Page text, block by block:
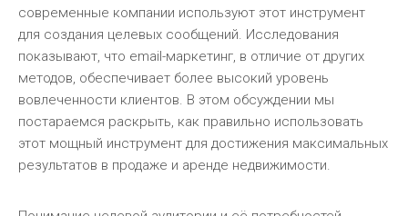
современные компании используют этот инструмент
для создания целевых сообщений. Исследования
показывают, что email-маркетинг, в отличие от других
методов, обеспечивает более высокий уровень
вовлеченности клиентов. В этом обсуждении мы
постараемся раскрыть, как правильно использовать
этот мощный инструмент для достижения максимальных
результатов в продаже и аренде недвижимости.